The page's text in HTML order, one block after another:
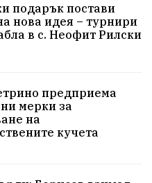
Заедно за България
Образователно
подарък постави
нова идея – турнири
в с. Неофит Рилски
предприема
мерки за
на
кучета